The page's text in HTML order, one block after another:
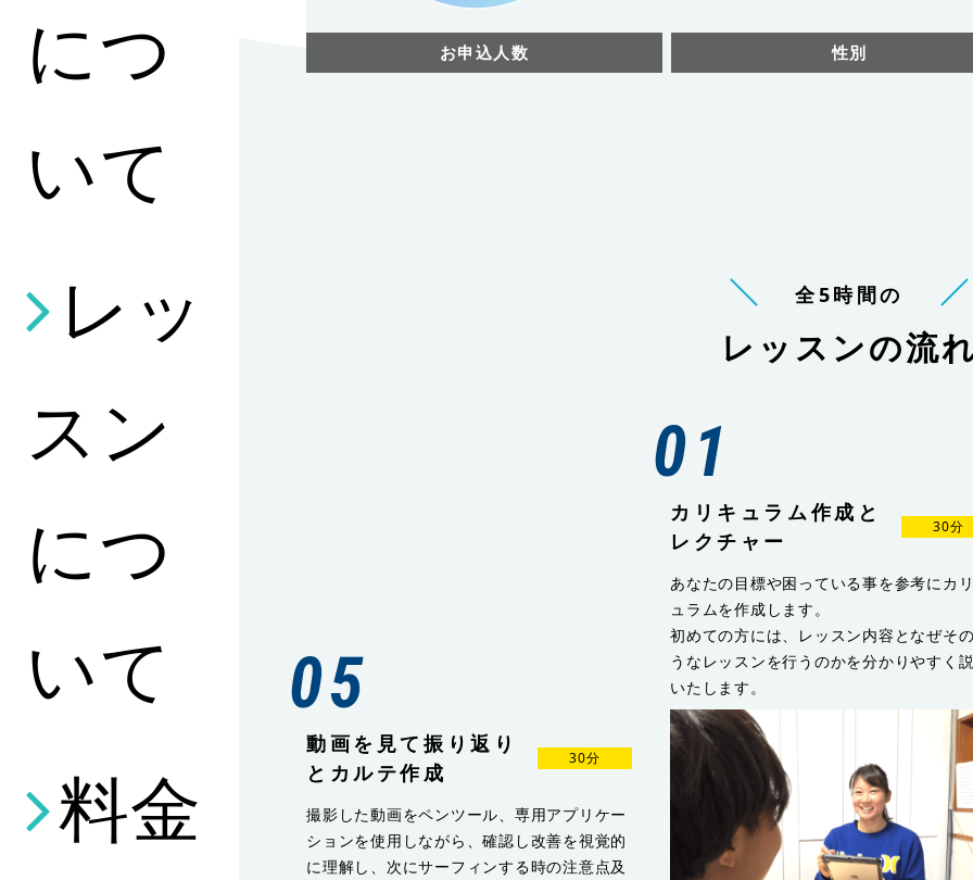
につ
いて
レッ
スン
につ
いて
料金
お申込人数 性別
全5時間の
レッスンの流
01
カリキュラム作成と
レクチャー
30分
あなたの目標や困っている事を参考にカ
ュラムを作成します。
初めての方には、レッスン内容となぜそ
うなレッスンを行うのかを分かりやすく
いたします。
05
動画を見て振り返り
とカルテ作成
30分
撮影した動画をペンツール、専用アプリケー
ションを使用しながら、確認し改善を視覚的
に理解し、次にサーフィンする時の注意点及